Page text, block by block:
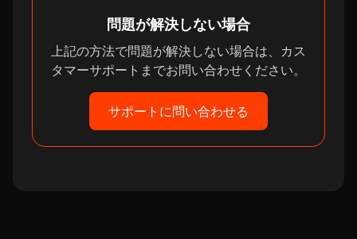
問題が解決しない場合
上記の方法で問題が解決しない場合は、カス
タマーサポートまでお問い合わせください。
サポートに問い合わせる